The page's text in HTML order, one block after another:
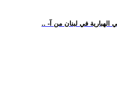
في لبنان من آ